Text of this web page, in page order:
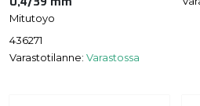
Mitutoyo
436271
Varastotilanne: Varastossa